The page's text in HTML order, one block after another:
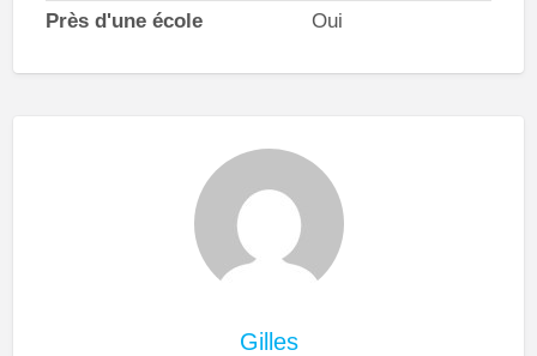
Près d'une école
Oui
Gilles